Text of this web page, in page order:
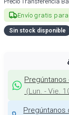
Envío gratis
Sin stock disponible
(Lun. - Vie.